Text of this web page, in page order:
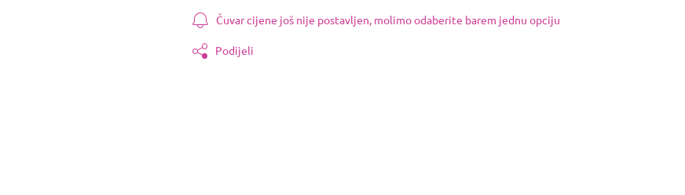
Čuvar cijene još nije postavljen, molimo odaberite barem jednu opciju
Podijeli